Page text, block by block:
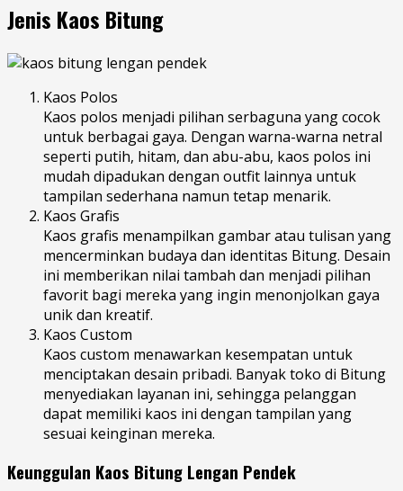
Jenis Kaos Bitung
Kaos Polos
Kaos polos menjadi pilihan serbaguna yang cocok
untuk berbagai gaya. Dengan warna-warna netral
seperti putih, hitam, dan abu-abu, kaos polos ini
mudah dipadukan dengan outfit lainnya untuk
tampilan sederhana namun tetap menarik.
Kaos Grafis
Kaos grafis menampilkan gambar atau tulisan yang
mencerminkan budaya dan identitas Bitung. Desain
ini memberikan nilai tambah dan menjadi pilihan
favorit bagi mereka yang ingin menonjolkan gaya
unik dan kreatif.
Kaos Custom
Kaos custom menawarkan kesempatan untuk
menciptakan desain pribadi. Banyak toko di Bitung
menyediakan layanan ini, sehingga pelanggan
dapat memiliki kaos ini dengan tampilan yang
sesuai keinginan mereka.
Keunggulan Kaos Bitung Lengan Pendek